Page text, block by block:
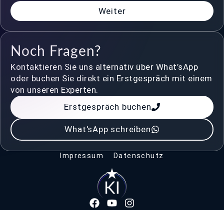
Weiter
Noch Fragen?
Kontaktieren Sie uns alternativ über What’sApp
oder buchen Sie direkt ein Erstgespräch mit einem
von unseren Experten.
What'sApp schreiben
Erstgespräch buchen
Impressum Datenschutz